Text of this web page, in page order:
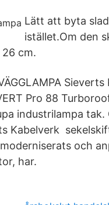
Lätt att byta
istället.Om den
cm.
Pro 88
industrilampa
Kabelverk
och
har.